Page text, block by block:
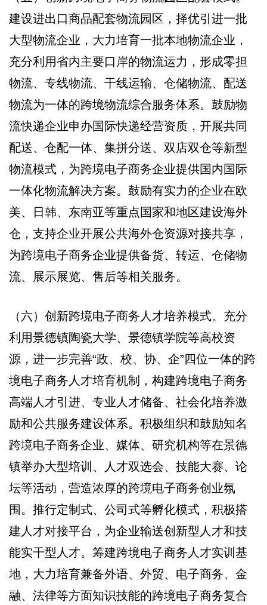
建设进出口商品配套物流园区，择优引进一批
大型物流企业，大力培育一批本地物流企业，
充分利用省内主要口岸的物流运力，形成零担
物流、专线物流、干线运输、仓储物流、配送
物流为一体的跨境物流综合服务体系。鼓励物
流快递企业申办国际快递经营资质，开展共同
配送、仓配一体、集拼分送、双店双仓等新型
物流模式，为跨境电子商务企业提供国内国际
一体化物流解决方案。鼓励有实力的企业在欧
美、日韩、东南亚等重点国家和地区建设海外
仓，支持企业开展公共海外仓资源对接共享，
为跨境电子商务企业提供备货、转运、仓储物
流、展示展览、售后等相关服务。
（六）创新跨境电子商务人才培养模式。充分
利用景德镇陶瓷大学、景德镇学院等高校资
源，进一步完善“政、校、协、企”四位一体的跨
境电子商务人才培育机制，构建跨境电子商务
高端人才引进、专业人才储备、社会化培养激
励和公共服务建设体系。积极组织和鼓励知名
跨境电子商务企业、媒体、研究机构等在景德
镇举办大型培训、人才双选会、技能大赛、论
坛等活动，营造浓厚的跨境电子商务创业氛
围。推行定制式、公司式等孵化模式，积极搭
建人才对接平台，为企业输送创新型人才和技
能实干型人才。筹建跨境电子商务人才实训基
地，大力培育兼备外语、外贸、电子商务、金
融、法律等方面知识技能的跨境电子商务复合